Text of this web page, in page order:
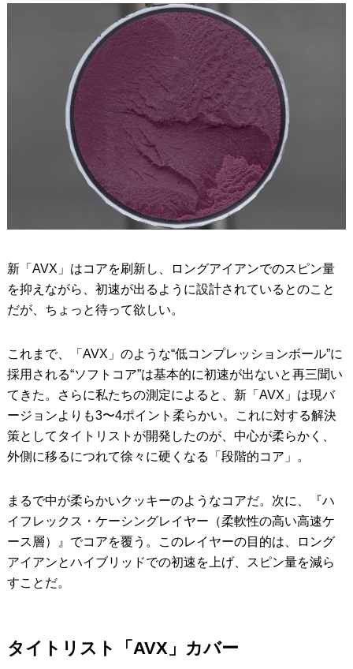
新「AVX」はコアを刷新し、ロングアイアンでのスピン量
を抑えながら、初速が出るように設計されているとのこと
だが、ちょっと待って欲しい。
これまで、「AVX」のような“低コンプレッションボール”に
採用される“ソフトコア”は基本的に初速が出ないと再三聞い
てきた。さらに私たちの測定によると、新「AVX」は現バ
ージョンよりも3〜4ポイント柔らかい。これに対する解決
策としてタイトリストが開発したのが、中心が柔らかく、
外側に移るにつれて徐々に硬くなる「段階的コア」。
まるで中が柔らかいクッキーのようなコアだ。次に、『ハ
イフレックス・ケーシングレイヤー（柔軟性の高い高速ケ
ース層）』でコアを覆う。このレイヤーの目的は、ロング
アイアンとハイブリッドでの初速を上げ、スピン量を減ら
すことだ。
タイトリスト「AVX」カバー